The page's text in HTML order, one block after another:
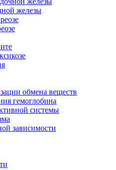
железы
обмена веществ
гемоглобина
системы
зависимости